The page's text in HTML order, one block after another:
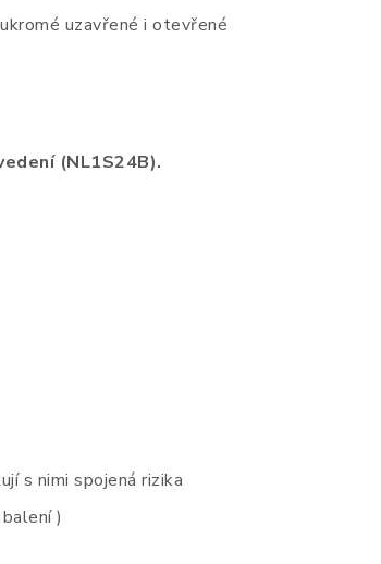
uzavřené i otevřené
(NL1S24B).
s nimi spojená rizika
)